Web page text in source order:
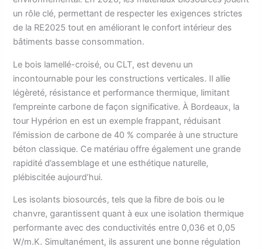
un rôle clé, permettant de respecter les exigences strictes
de la RE2025 tout en améliorant le confort intérieur des
bâtiments basse consommation.
Le bois lamellé-croisé, ou CLT, est devenu un
incontournable pour les constructions verticales. Il allie
légèreté, résistance et performance thermique, limitant
l’empreinte carbone de façon significative. À Bordeaux, la
tour Hypérion en est un exemple frappant, réduisant
l’émission de carbone de 40 % comparée à une structure
béton classique. Ce matériau offre également une grande
rapidité d’assemblage et une esthétique naturelle,
plébiscitée aujourd’hui.
Les isolants biosourcés, tels que la fibre de bois ou le
chanvre, garantissent quant à eux une isolation thermique
performante avec des conductivités entre 0,036 et 0,05
W/m.K. Simultanément, ils assurent une bonne régulation